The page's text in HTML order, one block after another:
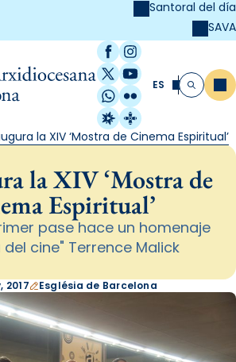
Santoral del día
SAVA
Facebook
Instagram
X / Twitter
YouTube
WhatsApp
Flickr
Radio Estel
Catalunya
ES Buscar
la XIV ‘Mostra de Cinema Espiritual’
la XIV ‘Mostra de
Espiritual’
pase hace un homenaje
cine" Terrence Malick
2017 Església de Barcelona